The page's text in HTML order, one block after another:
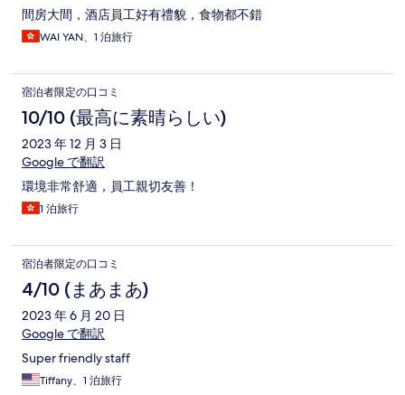
間房大間，酒店員工好有禮貌，食物都不錯
WAI YAN、1 泊旅行
宿泊者限定の口コミ
10/10 (最高に素晴らしい)
2023 年 12 月 3 日
Google で翻訳
環境非常舒適，員工親切友善！
1 泊旅行
宿泊者限定の口コミ
4/10 (まあまあ)
2023 年 6 月 20 日
Google で翻訳
Super friendly staff
Tiffany、1 泊旅行